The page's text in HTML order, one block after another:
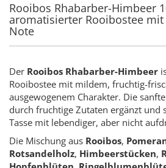
Rooibos Rhabarber-Himbeer
aromatisierter Rooibostee
Note
Der Rooibos Rhabarber-Himbeer
Rooibostee mit mildem, fruchtig-
ausgewogenem Charakter. Die
durch fruchtige Zutaten ergänzt und
Tasse mit lebendiger, aber nicht
Die Mischung aus Rooibos,
Rotsandelholz, Himbeerstücken,